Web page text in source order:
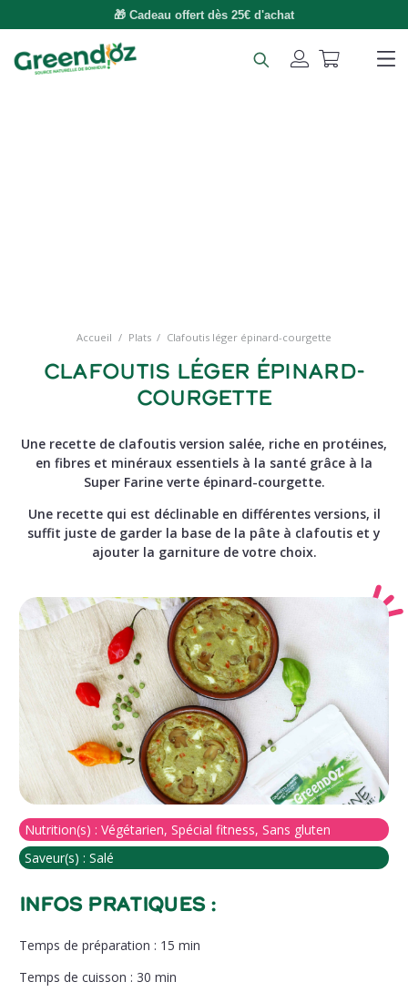
🚚 Livraison gratuite dès 49€ d'achat
Accueil / Plats / Clafoutis léger épinard-courgette
Clafoutis léger épinard-
courgette
Une recette de clafoutis version salée, riche en protéines,
en fibres et minéraux essentiels à la santé grâce à la
Super Farine verte épinard-courgette.
Une recette qui est déclinable en différentes versions, il
suffit juste de garder la base de la pâte à clafoutis et y
ajouter la garniture de votre choix.
Nutrition(s) : Végétarien, Spécial fitness, Sans gluten
Saveur(s) : Salé
Infos pratiques :
Temps de préparation : 15 min
Temps de cuisson : 30 min